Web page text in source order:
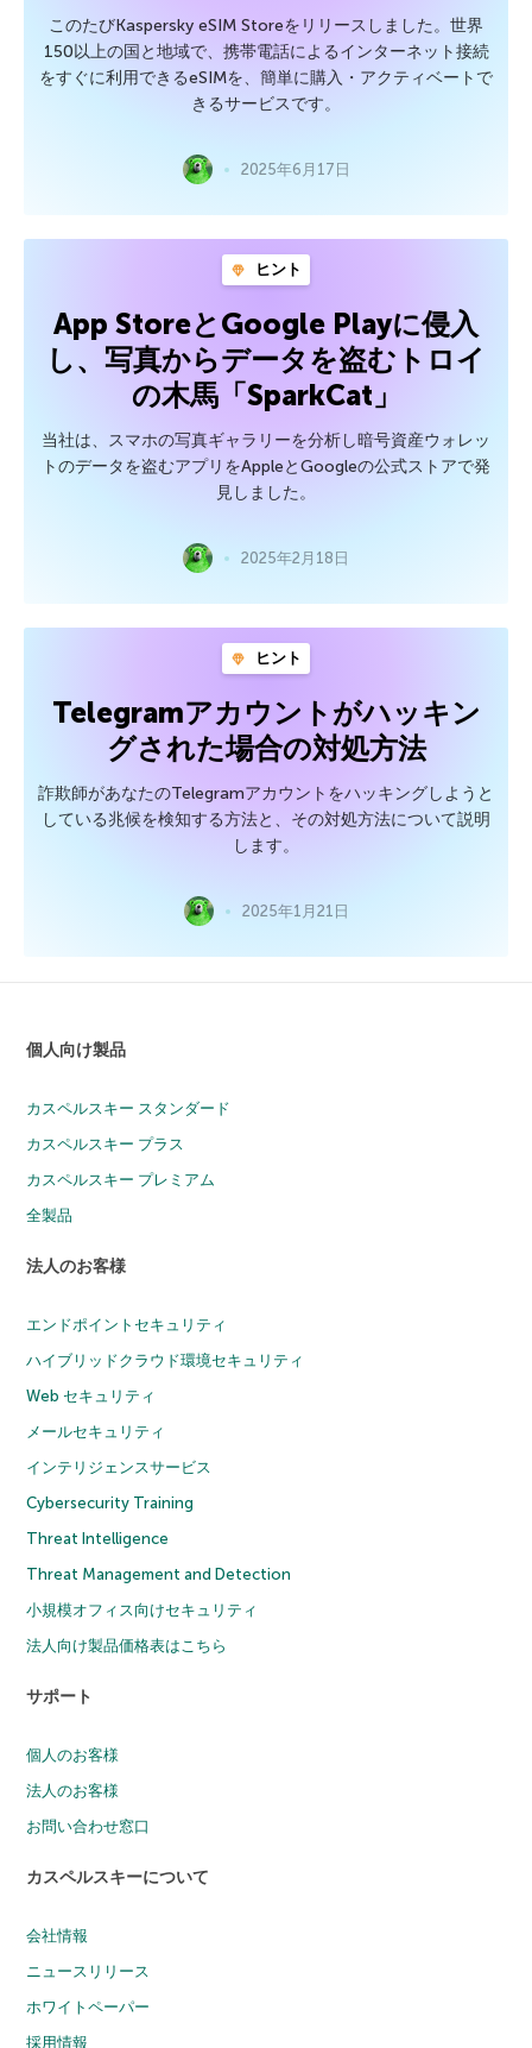
このたびKaspersky eSIM Storeをリリースしました。世界
150以上の国と地域で、携帯電話によるインターネット接続
をすぐに利用できるeSIMを、簡単に購入・アクティベートで
きるサービスです。
2025年6月17日
ヒント
App StoreとGoogle Playに侵入
し、写真からデータを盗むトロイ
の木馬「SparkCat」
当社は、スマホの写真ギャラリーを分析し暗号資産ウォレッ
トのデータを盗むアプリをAppleとGoogleの公式ストアで発
見しました。
2025年2月18日
ヒント
Telegramアカウントがハッキン
グされた場合の対処方法
詐欺師があなたのTelegramアカウントをハッキングしようと
している兆候を検知する方法と、その対処方法について説明
します。
2025年1月21日
個人向け製品
カスペルスキー スタンダード
カスペルスキー プラス
カスペルスキー プレミアム
全製品
法人のお客様
エンドポイントセキュリティ
ハイブリッドクラウド環境セキュリティ
Web セキュリティ
メールセキュリティ
インテリジェンスサービス
Cybersecurity Training
Threat Intelligence
Threat Management and Detection
小規模オフィス向けセキュリティ
法人向け製品価格表はこちら
サポート
個人のお客様
法人のお客様
お問い合わせ窓口
カスペルスキーについて
会社情報
ニュースリリース
ホワイトペーパー
採用情報